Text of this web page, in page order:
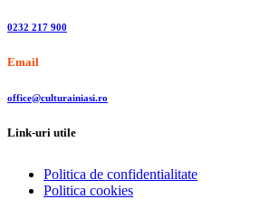
0232 217 900
Email
office@culturainiasi.ro
Link-uri utile
Politica de confidentialitate
Politica cookies